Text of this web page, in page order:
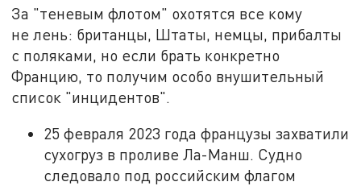
За "теневым флотом" охотятся все кому
не лень: британцы, Штаты, немцы, прибалты
с поляками, но если брать конкретно
Францию, то получим особо внушительный
список "инцидентов".
25 февраля 2023 года французы захватили
сухогруз в проливе Ла-Манш. Судно
следовало под российским флагом